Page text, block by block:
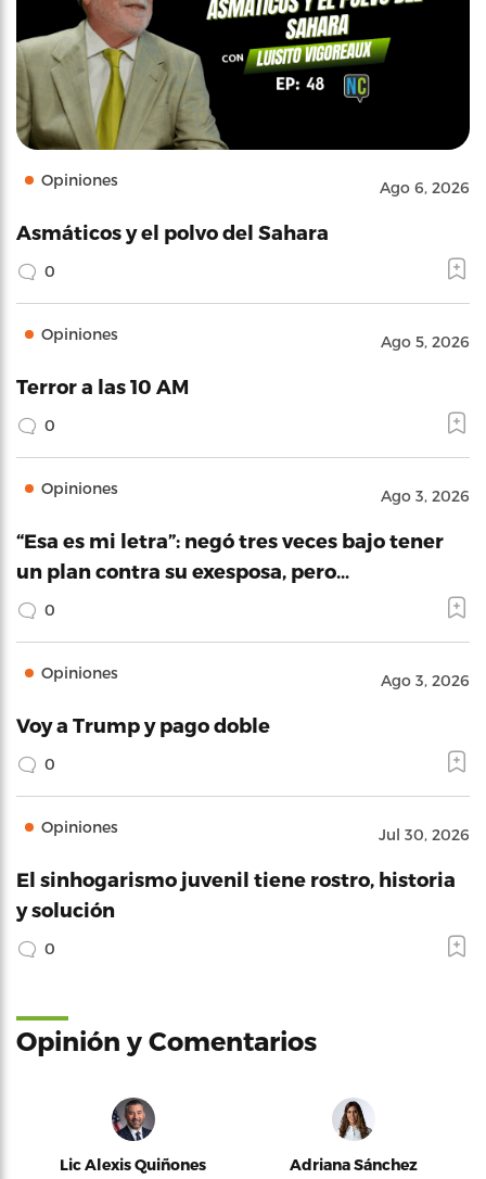
Opiniones Ago 6, 2026
Asmáticos y el polvo del Sahara
0
Opiniones Ago 5, 2026
Terror a las 10 AM
0
Opiniones Ago 3, 2026
“Esa es mi letra”: negó tres veces bajo tener
un plan contra su exesposa, pero…
0
Opiniones Ago 3, 2026
Voy a Trump y pago doble
0
Opiniones Jul 30, 2026
El sinhogarismo juvenil tiene rostro, historia
y solución
0
Opinión y Comentarios
Lic Alexis Quiñones Adriana Sánchez